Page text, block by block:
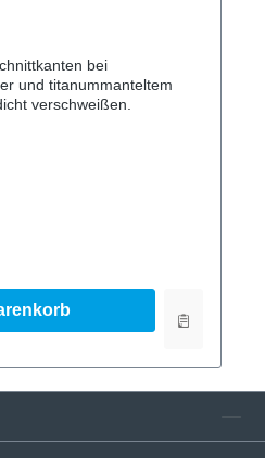
bei
und titanummanteltem
verschweißen.